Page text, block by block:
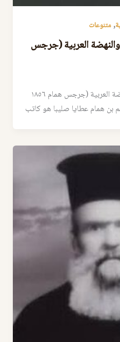
,متنوعات
العربية (جرجس
كنيسة انطاكية العظمى والنهضة العربية (جرجس همام ١٨٥٦